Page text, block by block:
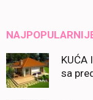
KUĆA
sa